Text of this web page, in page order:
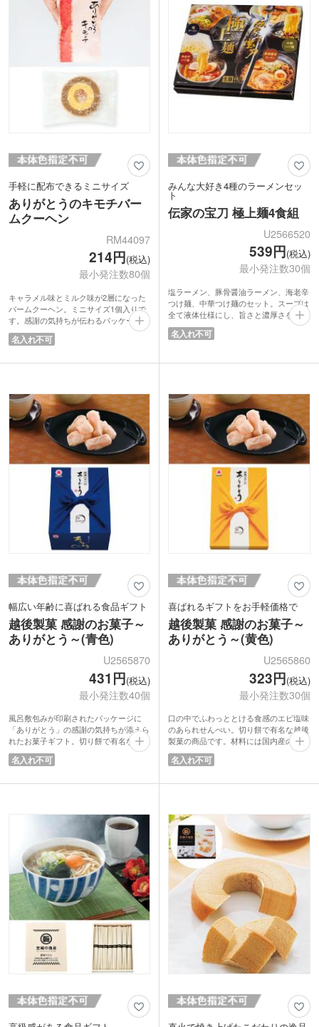
手軽に配布できるミニサイズ
ありがとうのキモチバー
ムクーヘン
RM44097
214円(税込)
最小発注数80個
キャラメル味とミルク味が2層になった
バームクーヘン。ミニサイズ1個入りで
す。感謝の気持ちが伝わるパッケージ入
りでそのまま配布できます。
バームクーヘンは縁起の良い焼き菓子で
う意味合いが強く、引き出物や敬老の日
ょうか。
名入れ不可
みんな大好き4種のラーメンセッ
ト
伝家の宝刀 極上麺4食組
U2566520
539円(税込)
最小発注数30個
塩ラーメン、豚骨醤油ラーメン、海老辛
つけ麺、中華つけ麺のセット。スープは
全て液体仕様にし、旨さと濃厚さを向上
させました。スープラーメンは細麺、つ
けラーメンは太麺の生麺。スープは4種
品として喜ばれますよ。
名入れ不可
幅広い年齢に喜ばれる食品ギフト
越後製菓 感謝のお菓子～
ありがとう～(青色)
U2565870
431円(税込)
最小発注数40個
風呂敷包みが印刷されたパッケージに
「ありがとう」の感謝の気持ちが添えら
れたお菓子ギフト。切り餅で有名な越後
製菓の商品です。材料には国内産のもち
米を使用したエビ塩味のあられせんべい
とける食感がクセになりますよ。
名入れ不可
喜ばれるギフトをお手軽価格で
越後製菓 感謝のお菓子～
ありがとう～(黄色)
U2565860
323円(税込)
最小発注数30個
口の中でふわっととける食感のエビ塩味
のあられせんべい。切り餅で有名な越後
製菓の商品です。材料には国内産のもち
米を使用しています。
風呂敷包みに「ありがとう」が書かれた
伝えられますよ。商談成立のお礼の品や
なギフトをお探しの方にピッタリです。
名入れ不可